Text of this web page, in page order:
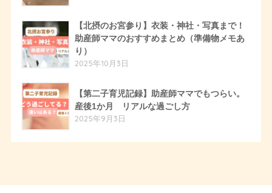
【北摂のお宮参り】衣装・神社・写真まで！
助産師ママのおすすめまとめ（準備物メモあ
り）
2025年10月3日
【第二子育児記録】助産師ママでもつらい。
産後1か月 リアルな過ごし方
2025年9月3日